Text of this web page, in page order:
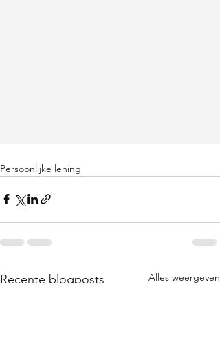
Persoonlijke lening
Recente blogposts Alles weergeven